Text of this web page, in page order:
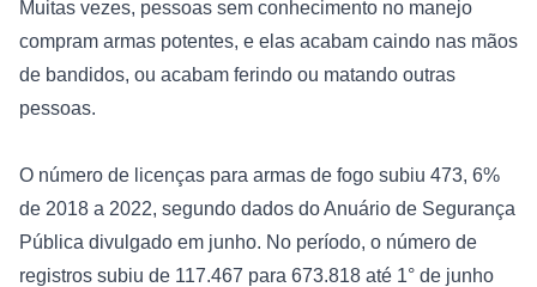
Muitas vezes, pessoas sem conhecimento no manejo
compram armas potentes, e elas acabam caindo nas mãos
de bandidos, ou acabam ferindo ou matando outras
pessoas.
O número de licenças para armas de fogo subiu 473, 6%
de 2018 a 2022, segundo dados do Anuário de Segurança
Pública divulgado em junho. No período, o número de
registros subiu de 117.467 para 673.818 até 1° de junho